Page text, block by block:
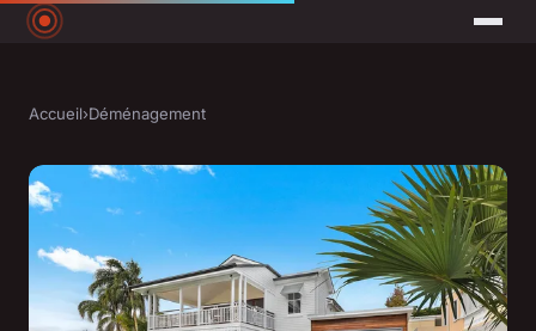
Accueil›Déménagement